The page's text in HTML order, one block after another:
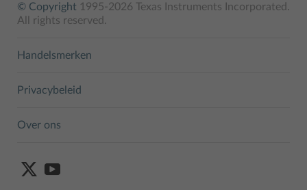
© Copyright 1995-2026 Texas Instruments Incorporated.
All rights reserved.
Handelsmerken
Privacybeleid
Over ons